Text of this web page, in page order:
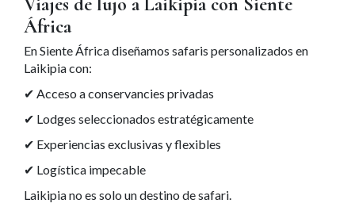
África
En Siente África diseñamos safaris personalizados en
Laikipia con:
✔ Acceso a conservancies privadas
✔ Lodges seleccionados estratégicamente
✔ Experiencias exclusivas y flexibles
✔ Logística impecable
Laikipia no es solo un destino de safari.